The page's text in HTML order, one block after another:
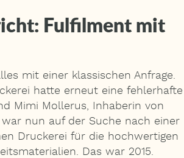
Fulfilment mit
mit einer klassischen Anfrage.
hatte erneut eine fehlerhafte
Mimi Mollerus, Inhaberin von
war nun auf der Suche nach einer
Druckerei für die hochwertigen
Das war 2015.